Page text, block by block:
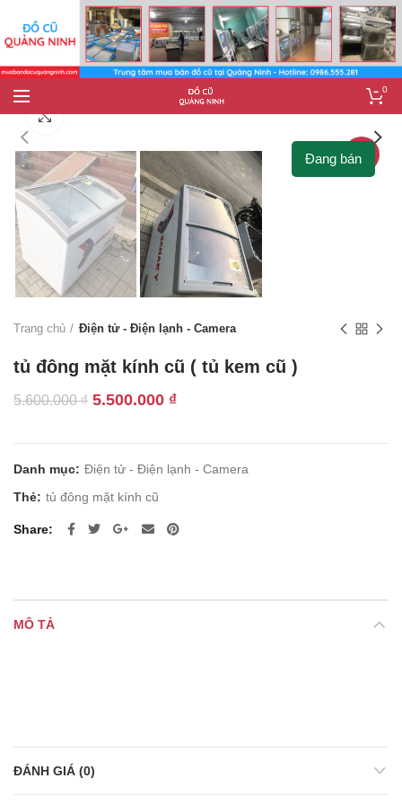
0
-2%
Click to enlarge
Đang bán
Trang chủ Điện tử - Điện lạnh - Camera
tủ đông mặt kính cũ ( tủ kem cũ )
5.600.000₫ Giá
5.500.000 ₫Giá
5.500.000 ₫.
Danh mục: Điện tử - Điện lạnh - Camera
Thẻ: tủ đông mặt kính cũ
Share
MÔ TẢ
ĐÁNH GIÁ (0)